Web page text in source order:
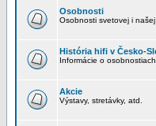
Osobnosti
Osobnosti svetovej i
História hifi v Česko-
Informácie o
Akcie
Výstavy, stretávky, atd.